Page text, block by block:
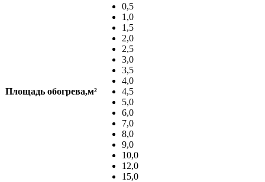
Площадь обогрева,м²
0,5
1,0
1,5
2,0
2,5
3,0
3,5
4,0
4,5
5,0
6,0
7,0
8,0
9,0
10,0
12,0
15,0